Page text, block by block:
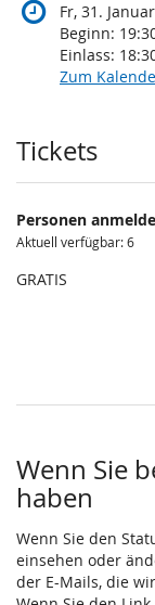
Fr, 31.
Beginn:
Einlass:
Zum
Produkte
Tickets
Personen
Aktuell verfügbar: 6
GRATIS
Wenn Sie
haben
Wenn Sie den
einsehen oder
der E-Mails, die